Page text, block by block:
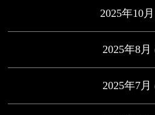
2025年10月
2025年8月
2025年7月